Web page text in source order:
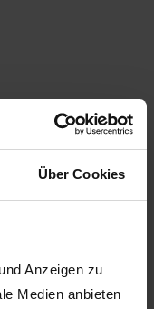
Über Cookies
Anzeigen zu
Medien anbieten